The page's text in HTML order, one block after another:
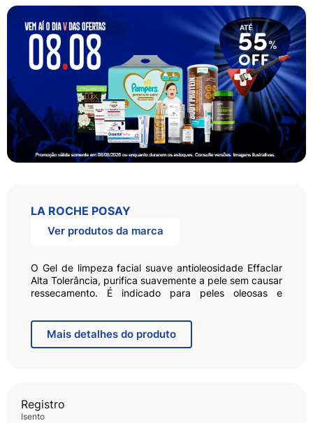
LA ROCHE POSAY
Ver produtos da marca
O Gel de limpeza facial suave antioleosidade Effaclar
Alta Tolerância, purifica suavemente a pele sem causar
ressecamento. É indicado para peles oleosas e
estéticos.
Mais detalhes do produto
Registro
isento